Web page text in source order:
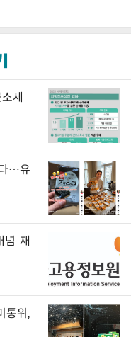
세
…유
념 재
통위,